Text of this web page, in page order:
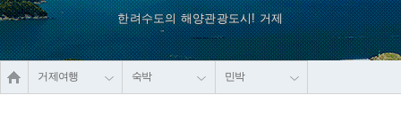
한려수도의 해양관광도시! 거제
거제여행 숙박 민박